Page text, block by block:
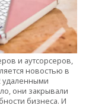
и аутсорсеров,
новостью в
удаленными
они закрывали
бизнеса. И